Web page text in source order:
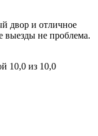
двор и отличное
выезды не проблема.
10,0 из 10,0